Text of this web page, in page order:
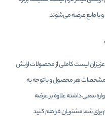
و یا مایع عرضه می‌شوند.
لیست کاملی از محصولات ارایش
مشخصات هر محصول و با توجه به
سعی داشته علاوه بر عرضه
شما مشتریان فراهم کنید